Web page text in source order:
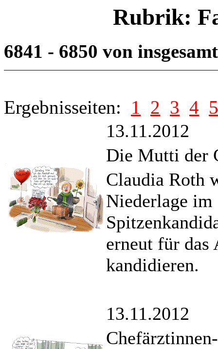
Rubrik:
6841 - 6850 von
Ergebnisseiten: 1 2 3 4 5
13.11.2012
Die Mutti der
Claudia Roth
Niederlage
erneut für das
kandidieren.
13.11.2012